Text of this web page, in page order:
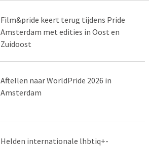
Film&pride keert terug tijdens Pride
Amsterdam met edities in Oost en
Zuidoost
Aftellen naar WorldPride 2026 in
Amsterdam
Helden internationale lhbtiq+-